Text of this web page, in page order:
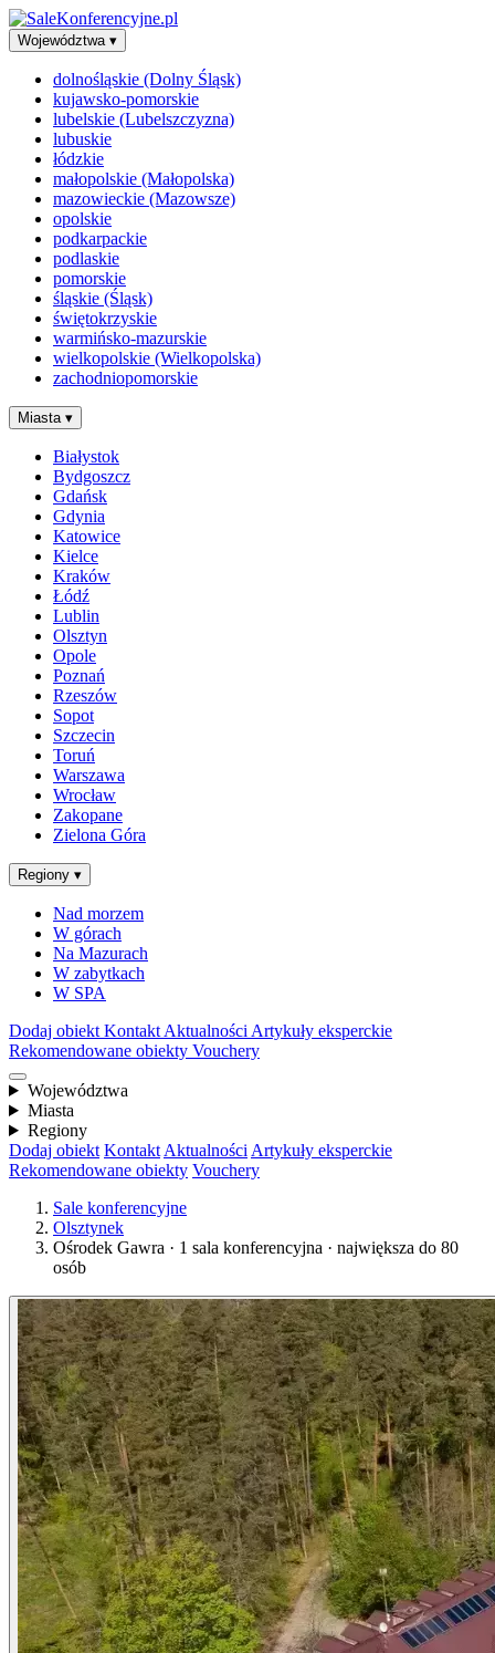
Województwa ▾
dolnośląskie (Dolny Śląsk)
kujawsko-pomorskie
lubelskie (Lubelszczyzna)
lubuskie
łódzkie
małopolskie (Małopolska)
mazowieckie (Mazowsze)
opolskie
podkarpackie
podlaskie
pomorskie
śląskie (Śląsk)
świętokrzyskie
warmińsko-mazurskie
wielkopolskie (Wielkopolska)
zachodniopomorskie
Miasta ▾
Białystok
Bydgoszcz
Gdańsk
Gdynia
Katowice
Kielce
Kraków
Łódź
Lublin
Olsztyn
Opole
Poznań
Rzeszów
Sopot
Szczecin
Toruń
Warszawa
Wrocław
Zakopane
Zielona Góra
Regiony ▾
Nad morzem
W górach
Na Mazurach
W zabytkach
W SPA
Dodaj obiekt Kontakt Aktualności Artykuły eksperckie
Rekomendowane obiekty Vouchery
Województwa
Miasta
Regiony
Dodaj obiekt Kontakt Aktualności Artykuły eksperckie
Rekomendowane obiekty Vouchery
Sale konferencyjne
Olsztynek
Ośrodek Gawra · 1 sala konferencyjna · największa do 80
osób